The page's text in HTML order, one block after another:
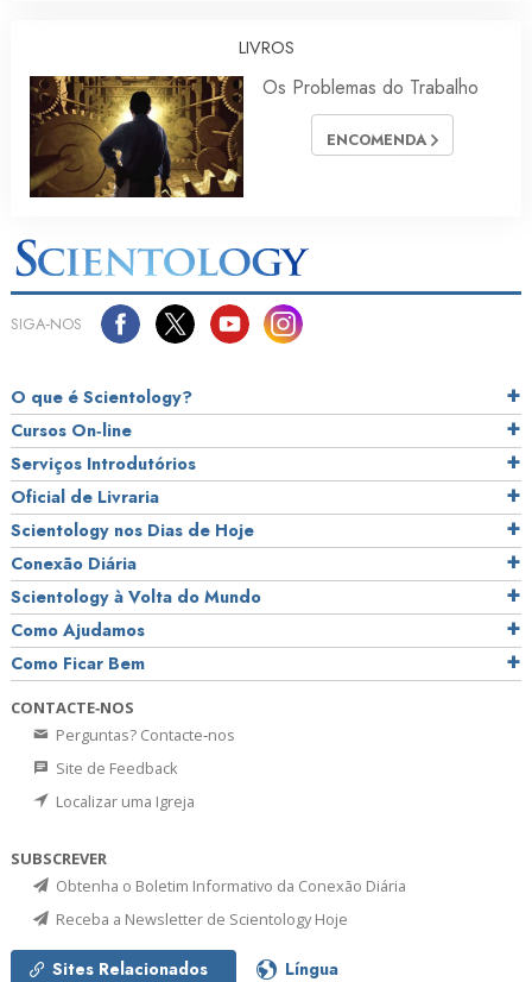
LIVROS
Os Problemas do Trabalho
ENCOMENDA
SIGA‑NOS
O que é Scientology?
Cursos On‑line
Serviços Introdutórios
Oficial de Livraria
Scientology nos Dias de Hoje
Conexão Diária
Scientology à Volta do Mundo
Como Ajudamos
Como Ficar Bem
CONTACTE‑NOS
Perguntas? Contacte‑nos
Site de Feedback
Localizar uma Igreja
SUBSCREVER
Obtenha o Boletim Informativo da Conexão Diária
Receba a Newsletter de Scientology Hoje
Sites Relacionados Língua